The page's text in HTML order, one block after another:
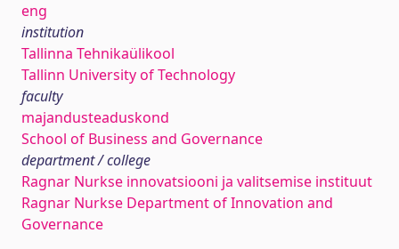
eng
institution
Tallinna Tehnikaülikool
Tallinn University of Technology
faculty
majandusteaduskond
School of Business and Governance
department / college
Ragnar Nurkse innovatsiooni ja valitsemise instituut
Ragnar Nurkse Department of Innovation and
Governance